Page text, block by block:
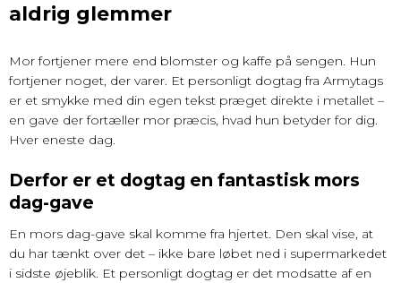
aldrig glemmer
Mor fortjener mere end blomster og kaffe på sengen. Hun
fortjener noget, der varer. Et personligt dogtag fra Armytags
er et smykke med din egen tekst præget direkte i metallet –
en gave der fortæller mor præcis, hvad hun betyder for dig.
Hver eneste dag.
Derfor er et dogtag en fantastisk mors
dag-gave
En mors dag-gave skal komme fra hjertet. Den skal vise, at
du har tænkt over det – ikke bare løbet ned i supermarkedet
i sidste øjeblik. Et personligt dogtag er det modsatte af en